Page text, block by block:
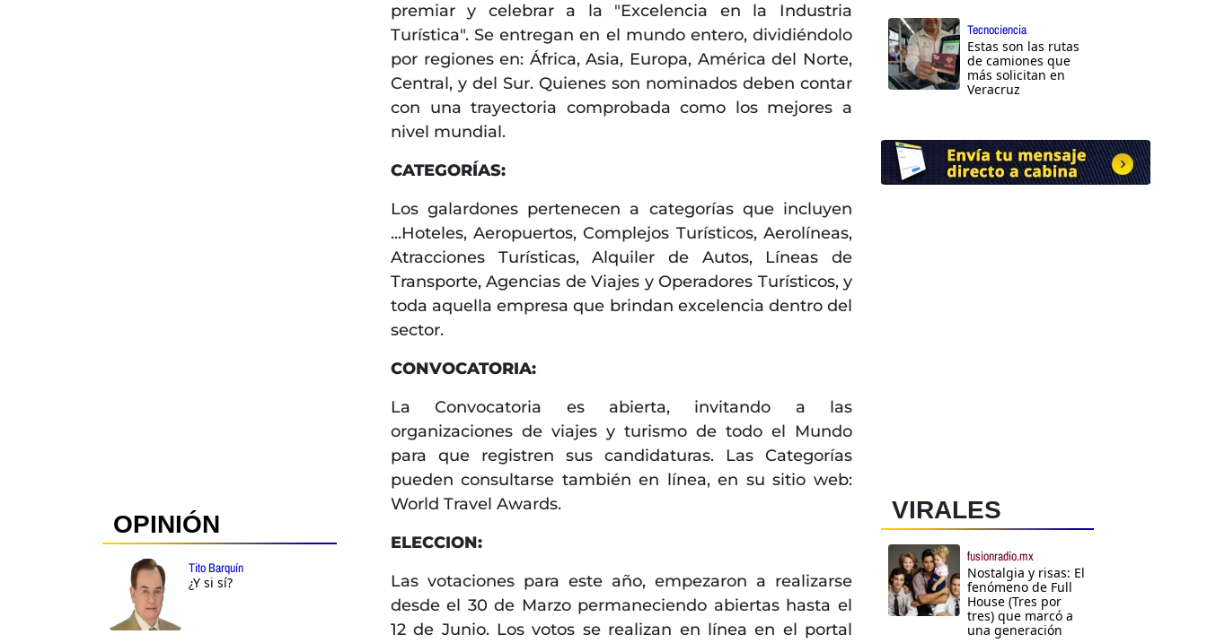
OPINIÓN
Tito Barquín
¿Y si sí?
premiar y celebrar a la "Excelencia en la Industria
Turística". Se entregan en el mundo entero, dividiéndolo
por regiones en: África, Asia, Europa, América del Norte,
Central, y del Sur. Quienes son nominados deben contar
con una trayectoria comprobada como los mejores a
nivel mundial.
CATEGORÍAS:
Los galardones pertenecen a categorías que incluyen
...Hoteles, Aeropuertos, Complejos Turísticos, Aerolíneas,
Atracciones Turísticas, Alquiler de Autos, Líneas de
Transporte, Agencias de Viajes y Operadores Turísticos, y
toda aquella empresa que brindan excelencia dentro del
sector.
CONVOCATORIA:
La Convocatoria es abierta, invitando a las
organizaciones de viajes y turismo de todo el Mundo
para que registren sus candidaturas. Las Categorías
pueden consultarse también en línea, en su sitio web:
World Travel Awards.
ELECCION:
Las votaciones para este año, empezaron a realizarse
desde el 30 de Marzo permaneciendo abiertas hasta el
12 de Junio. Los votos se realizan en línea en el portal
Tecnociencia
Estas son las rutas
de camiones que
más solicitan en
Veracruz
VIRALES
fusionradio.mx
Nostalgia y risas: El
fenómeno de Full
House (Tres por
tres) que marcó a
una generación